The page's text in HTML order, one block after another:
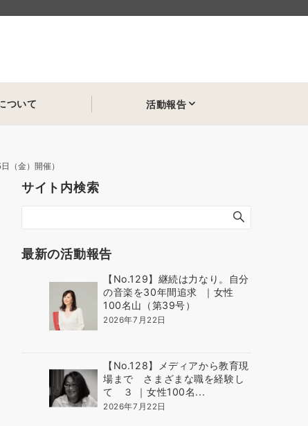
ついて 活動報告
（金）開催）
サイト内検索
最新の活動報告
【No.129】継続は力なり。自分
の音楽を30年間追求 ｜女性
100名山（第39号）
2026年7月22日
【No.128】メディアから教育現
場まで さまざまな職を経験し
て ３ ｜女性100名...
2026年7月22日